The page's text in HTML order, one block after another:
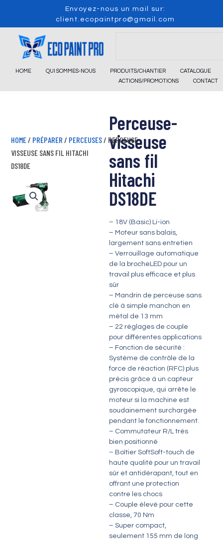
content
Envoyez-nous un mail sur:
client.ecopaintpro@gmail.com
HOME QUI SOMMES-NOUS PRODUITS/CHANTIER
CATALOGUE
ACTIONS/PROMOTIONS
CONTACT
Perceuse-
visseuse
sans fil
Hitachi
DS18DE
– 18V (Basic) Li-ion
– Moteur sans balais,
largement sans entretien
– Verrouillage automatique
de la brocheLED pour un
travail plus efficace et plus
sûr
– Mandrin de perceuse sans
clé à simple manchon en
métal de 13 mm
– 22 réglages de couple
pour différentes applications
– Fonction de sécurité :
Système de contrôle de la
force de réaction (RFC) plus
précis grâce à un capteur
gyroscopique, qui arrête le
moteur si la machine est
soudainement surchargée
pendant le fonctionnement.
– Commutateur R/L très
bien positionné
– Boîtier SoftSoft-touch de
haute qualité pour un travail
sûr et antidérapant, tout en
offrant une protection
contre les chocs
– Couple élevé pour cette
classe, 70 Nm
– Super compact,
seulement 155 mm de long
HOME / PRÉPARER / PERCEUSES / PERCEUSE-
VISSEUSE SANS FIL HITACHI
DS18DE